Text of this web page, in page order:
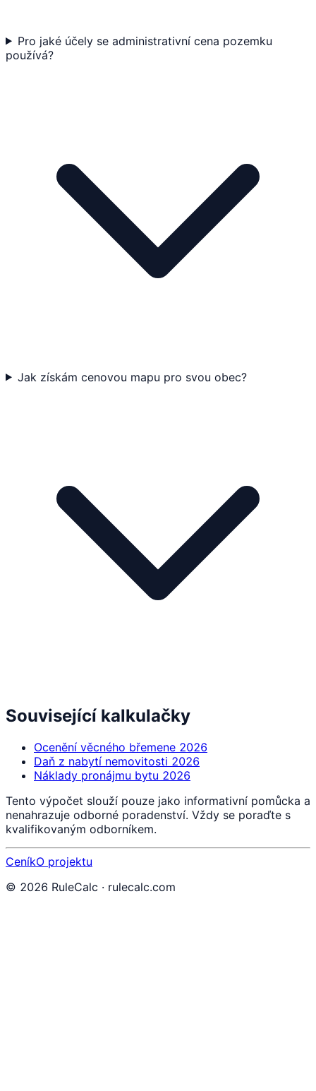
Pro jaké účely se administrativní cena pozemku
používá?
Jak získám cenovou mapu pro svou obec?
Související kalkulačky
Ocenění věcného břemene 2026
Daň z nabytí nemovitosti 2026
Náklady pronájmu bytu 2026
Tento výpočet slouží pouze jako informativní pomůcka a
nenahrazuje odborné poradenství. Vždy se poraďte s
kvalifikovaným odborníkem.
CeníkO projektu
© 2026 RuleCalc · rulecalc.com